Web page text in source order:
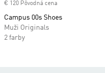
€ 120 Pôvodná cena
Campus 00s Shoes
Muži Originals
2 farby